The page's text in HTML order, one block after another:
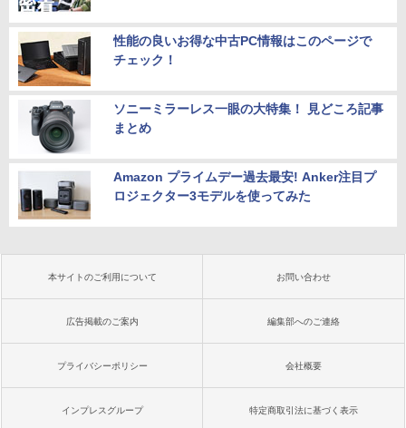
性能の良いお得な中古PC情報はこのページで
チェック！
ソニーミラーレス一眼の大特集！ 見どころ記事
まとめ
Amazon プライムデー過去最安! Anker注目プ
ロジェクター3モデルを使ってみた
本サイトのご利用について お問い合わせ
広告掲載のご案内 編集部へのご連絡
プライバシーポリシー 会社概要
インプレスグループ 特定商取引法に基づく表示